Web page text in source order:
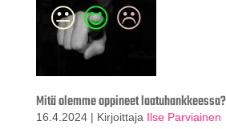
Mitä olemme oppineet laatuhankkeessa?
16.4.2024 | Kirjoittaja Ilse Parviainen